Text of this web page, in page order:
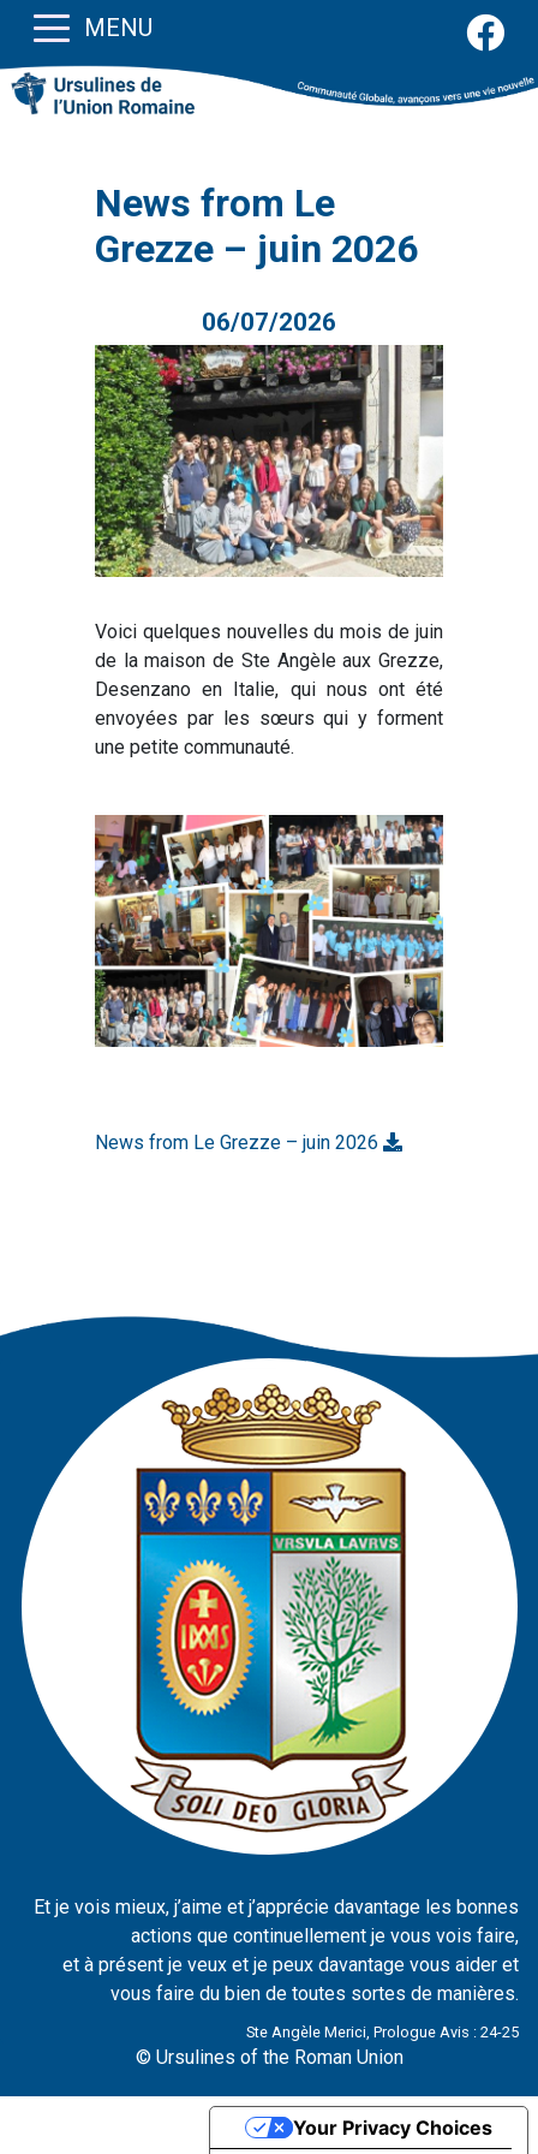
MENU
News from Le
Grezze – juin 2026
06/07/2026
Voici quelques nouvelles du mois de juin
de la maison de Ste Angèle aux Grezze,
Desenzano en Italie, qui nous ont été
envoyées par les sœurs qui y forment
une petite communauté.
News from Le Grezze – juin 2026
Et je vois mieux, j’aime et j’apprécie davantage les bonnes
actions que continuellement je vous vois faire,
et à présent je veux et je peux davantage vous aider et
vous faire du bien de toutes sortes de manières.
Ste Angèle Merici, Prologue Avis : 24-25
© Ursulines of the Roman Union
Your Privacy Choices